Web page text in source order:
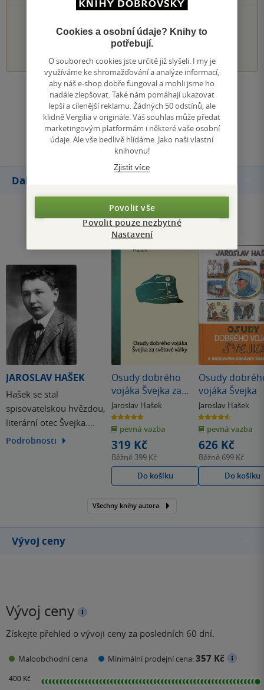
3 4 5
Zobrazit všechna hodnocení
Přidat hodnocení
Další knihy autora
JAROSLAV HAŠEK
Hašek se stal
spisovatelskou hvězdou,
literární otec Švejka.
Jedinečný mystifikátor,
Ikona české literatury,
Podrobnosti
Osudy dobrého
vojáka Švejka za
světové války
Jaroslav Hašek
4.7
z
5
hvězdiček
pevná vazba
319 Kč
Běžně 399 Kč
Do košíku
Osudy
vojáka Švejka
Jaroslav Hašek
4.6
z
5
hvězdiček
pevná vazba
626 Kč
Běžně 699 Kč
Do košíku
Všechny knihy autora
Vývoj ceny
Vývoj ceny
Získejte přehled o vývoji ceny za posledních 60 dní.
Maloobchodní cena Minimální prodejní cena:357 Kč
Cookies a osobní údaje? Knihy to
potřebují.
O souborech cookies jste určitě již slyšeli. I my je
využíváme ke shromažďování a analýze informací,
aby náš e-shop dobře fungoval a mohli jsme ho
nadále zlepšovat. Také nám pomáhají ukazovat
lepší a cílenější reklamu. Žádných 50 odstínů, ale
klidně Vergilia v originále. Váš souhlas může předat
marketingovým platformám i některé vaše osobní
údaje. Ale vše bedlivě hlídáme. Jako naši vlastní
knihovnu!
Zjistit více
Povolit vše
Povolit pouze nezbytné
Nastavení